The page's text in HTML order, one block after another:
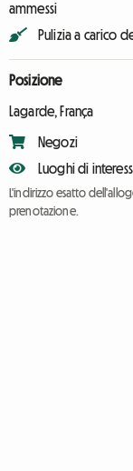
ammessi
Pulizia a carico
Posizione
Lagarde, França
Negozi
Luoghi di
L'indirizzo esatto
prenotazione.